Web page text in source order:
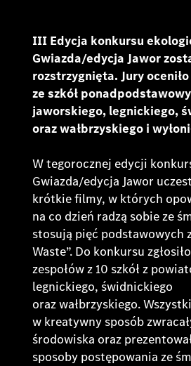
III Edycja konkursu
Gwiazda/edycja Jawor
rozstrzygnięta. Jury
ze szkół
jaworskiego, legnickiego,
oraz wałbrzyskiego i
W tegorocznej edycji
Gwiazda/edycja Jawor
krótkie filmy, w których
na co dzień radzą sobie ze
stosują pięć podstawowych
Waste”. Do konkursu
zespołów z 10 szkół z
legnickiego, świdnickiego
oraz wałbrzyskiego.
w kreatywny sposób
środowiska oraz
sposoby postępowania ze